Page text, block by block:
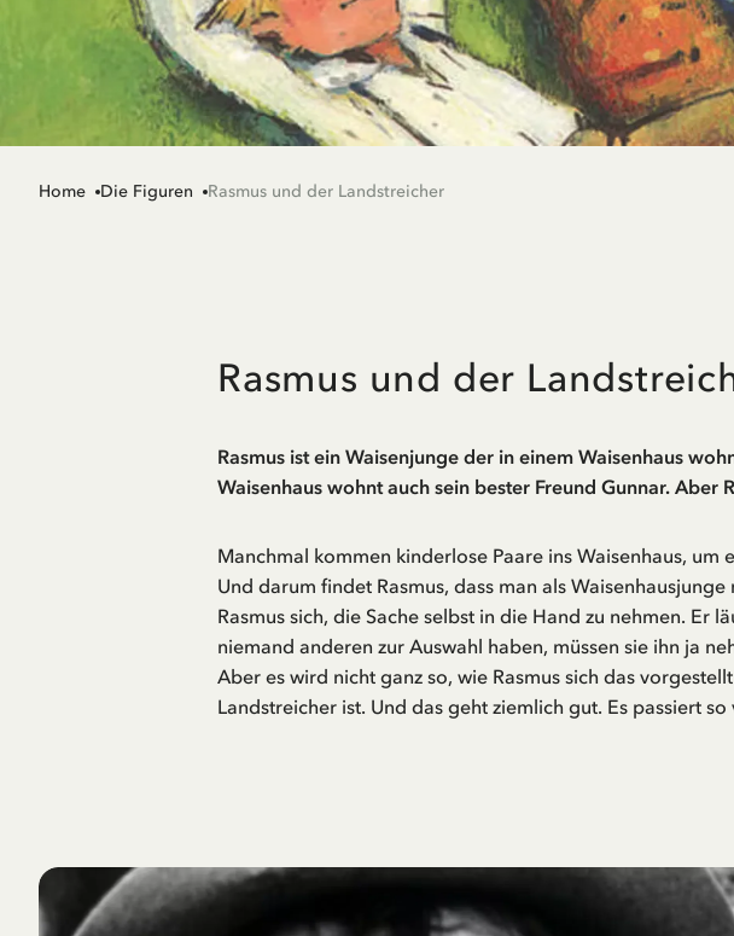
Home Die Figuren Rasmus und der Landstreicher
Rasmus und der
Rasmus ist ein Waisenjunge der in einem Waisenhaus
Waisenhaus wohnt auch sein bester Freund Gunnar. Aber
Manchmal kommen kinderlose Paare ins Waisenhaus,
Und darum findet Rasmus, dass man als
Rasmus sich, die Sache selbst in die Hand zu nehmen. Er
niemand anderen zur Auswahl haben, müssen sie ihn ja
Aber es wird nicht ganz so, wie Rasmus sich das
Landstreicher ist. Und das geht ziemlich gut. Es passiert